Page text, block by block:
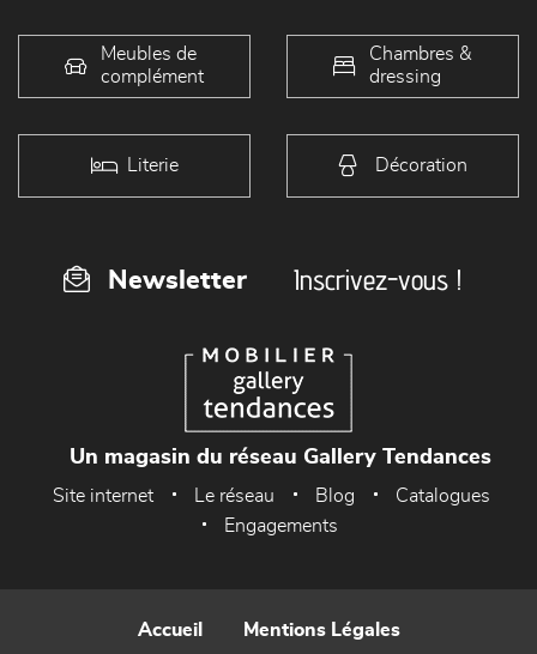
Meubles de
complément
Chambres &
dressing
Literie Décoration
Newsletter Inscrivez-vous !
Un magasin du réseau Gallery Tendances
Site internet Le réseau Blog
Catalogues
Engagements
Accueil Mentions Légales